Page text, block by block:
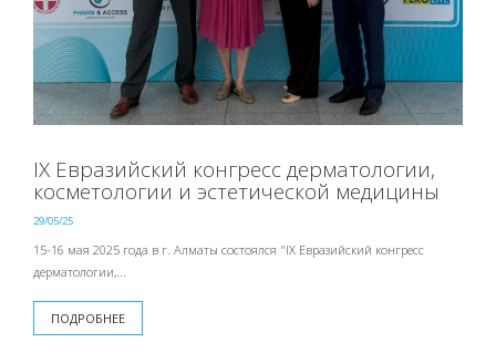
IX Евразийский конгресс дерматологии,
косметологии и эстетической медицины
29/05/25
15-16 мая 2025 года в г. Алматы состоялся "IX Евразийский конгресс
дерматологии,...
ПОДРОБНЕЕ